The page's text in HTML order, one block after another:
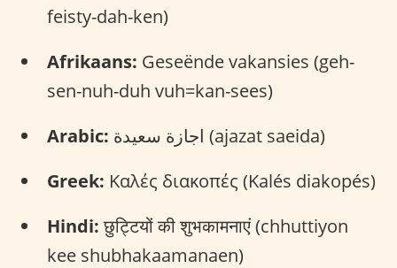
feisty-dah-ken)
Afrikaans: Geseënde vakansies (geh-
sen-nuh-duh vuh=kan-sees)
Arabic:
اجازة سعيدة (ajazat saeida)
Greek: Καλές διακοπές (Kalés diakopés)
Hindi:छुट्टियों की शुभकामनाएं (chhuttiyon
kee shubhakaamanaen)